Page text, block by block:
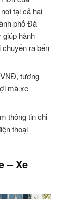
tại cả hai
phố Đà
hành
ra bến
tương
mà xe
thông tin chi
thoại
– Xe